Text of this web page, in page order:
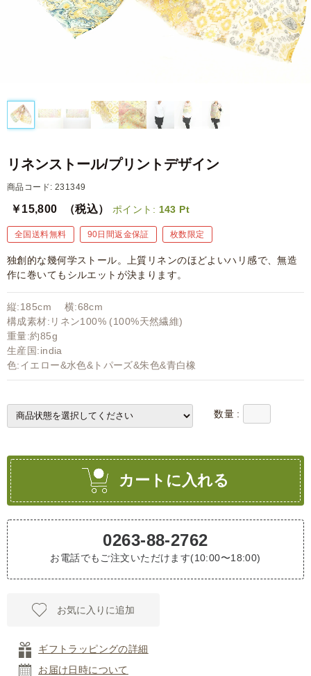
リネンストール/プリントデザイン
商品コード: 231349
￥15,800 （税込） ポイント: 143 Pt
全国送料無料 90日間返金保証 枚数限定
独創的な幾何学ストール。上質リネンのほどよいハリ感で、無造
作に巻いてもシルエットが決まります。
縦:185cm 横:68cm
構成素材:リネン100% (100%天然繊維)
重量:約85g
生産国:india
色:イエロー&水色&トパーズ&朱色&青白橡
数量 :
カートに入れる
0263-88-2762
お電話でもご注文いただけます(10:00〜18:00)
お気に入りに追加
ギフトラッピングの詳細
お届け日時について